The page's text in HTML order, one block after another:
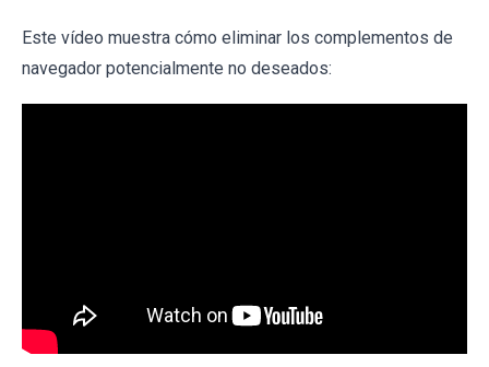
Este vídeo muestra cómo eliminar los complementos de
navegador potencialmente no deseados: